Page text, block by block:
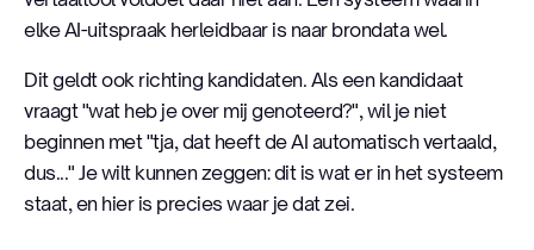
elke AI-uitspraak herleidbaar is naar brondata wel.
Dit geldt ook richting kandidaten. Als een kandidaat
vraagt "wat heb je over mij genoteerd?", wil je niet
beginnen met "tja, dat heeft de AI automatisch vertaald,
dus..." Je wilt kunnen zeggen: dit is wat er in het systeem
staat, en hier is precies waar je dat zei.